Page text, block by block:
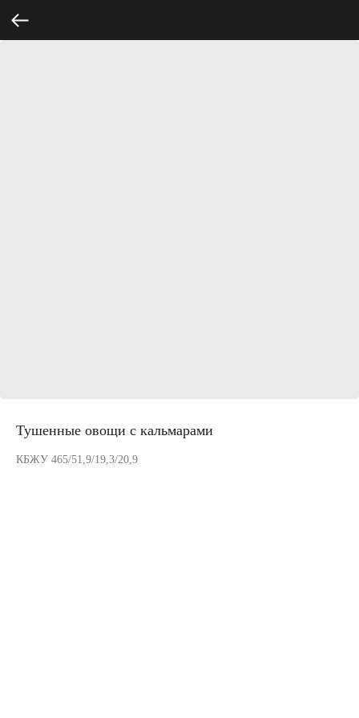
Тушенные овощи с кальмарами
КБЖУ 465/51,9/19,3/20,9